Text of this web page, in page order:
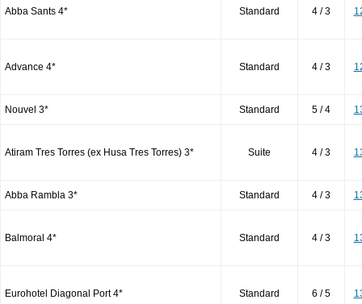
Abba Sants 4* Standard 4 / 3
Advance 4* Standard 4 / 3
Nouvel 3* Standard 5 / 4
Atiram Tres Torres (ex Husa Tres Torres) 3* Suite 4 / 3
Abba Rambla 3* Standard 4 / 3
Balmoral 4* Standard 4 / 3
Eurohotel Diagonal Port 4* Standard 6 / 5